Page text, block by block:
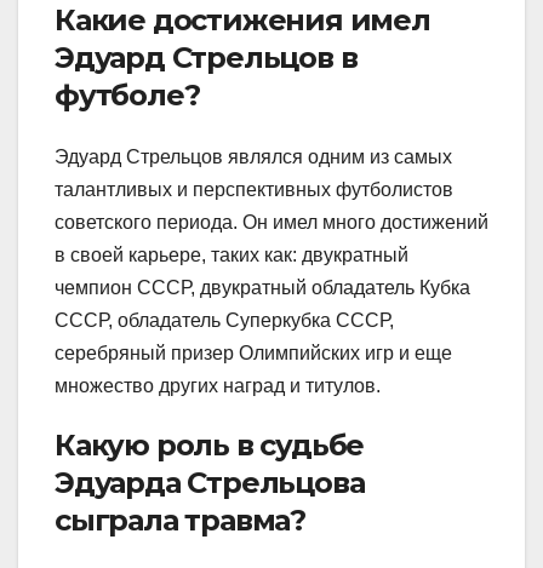
Какие достижения имел
Эдуард Стрельцов в
футболе?
Эдуард Стрельцов являлся одним из самых
талантливых и перспективных футболистов
советского периода. Он имел много достижений
в своей карьере, таких как: двукратный
чемпион СССР, двукратный обладатель Кубка
СССР, обладатель Суперкубка СССР,
серебряный призер Олимпийских игр и еще
множество других наград и титулов.
Какую роль в судьбе
Эдуарда Стрельцова
сыграла травма?